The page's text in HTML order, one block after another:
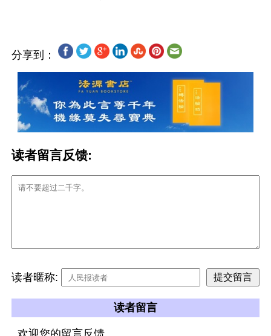
分享到：
读者留言反馈:
读者暱称:
读者留言
欢迎您的留言反馈。